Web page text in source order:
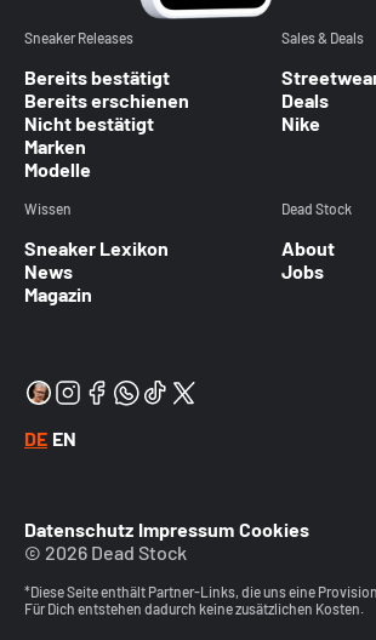
Sneaker Releases
Bereits bestätigt
Bereits erschienen
Nicht bestätigt
Marken
Modelle
Sales & Deals
Deals
Nike
Wissen
Sneaker Lexikon
News
Magazin
Dead Stock
About
Jobs
DE EN
Datenschutz Impressum Cookies
© 2026 Dead Stock
*Diese Seite enthält Partner-Links, die uns eine
Für Dich entstehen dadurch keine zusätzlichen Kosten.